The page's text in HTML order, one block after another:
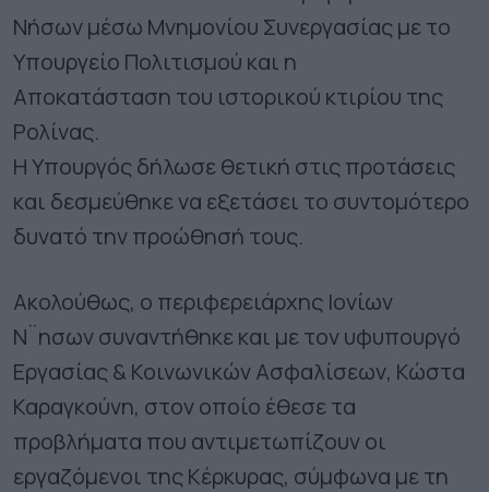
Νήσων μέσω Μνημονίου Συνεργασίας με το
Υπουργείο Πολιτισμού και η
Αποκατάσταση του ιστορικού κτιρίου της
Ρολίνας.
Η Υπουργός δήλωσε θετική στις προτάσεις
και δεσμεύθηκε να εξετάσει το συντομότερο
δυνατό την προώθησή τους.
Ακολούθως, ο περιφερειάρχης Ιονίων
Ν¨ησων συναντήθηκε και με τον υφυπουργό
Εργασίας & Κοινωνικών Ασφαλίσεων, Κώστα
Καραγκούνη, στον οποίο έθεσε τα
προβλήματα που αντιμετωπίζουν οι
εργαζόμενοι της Κέρκυρας, σύμφωνα με τη